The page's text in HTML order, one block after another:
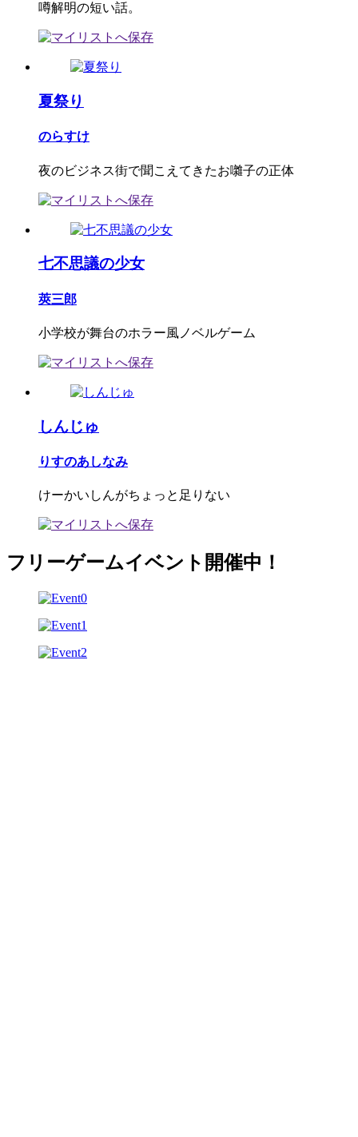
噂解明の短い話。
夏祭り
のらすけ
夜のビジネス街で聞こえてきたお囃子の正体
七不思議の少女
莢三郎
小学校が舞台のホラー風ノベルゲーム
しんじゅ
りすのあしなみ
けーかいしんがちょっと足りない
フリーゲームイベント開催中！